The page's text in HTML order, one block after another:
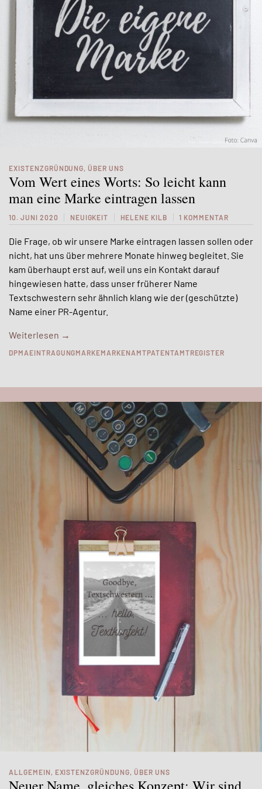
EXISTENZGRÜNDUNG, ÜBER UNS
Vom Wert eines Worts: So leicht kann
man eine Marke eintragen lassen
10. JUNI 2020 NEUIGKEIT HELENE KILB 1 KOMMENTAR
Die Frage, ob wir unsere Marke eintragen lassen sollen oder
nicht, hat uns über mehrere Monate hinweg begleitet. Sie
kam überhaupt erst auf, weil uns ein Kontakt darauf
hingewiesen hatte, dass unser früherer Name
Textschwestern sehr ähnlich klang wie der (geschützte)
Name einer PR-Agentur.
Weiterlesen →
DPMA EINTRAGUNGMARKEMARKENAMTPATENTAMTREGISTER
ALLGEMEIN , EXISTENZGRÜNDUNG, ÜBER UNS